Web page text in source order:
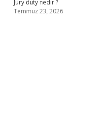
Jury duty nedir ?
Temmuz 23, 2026